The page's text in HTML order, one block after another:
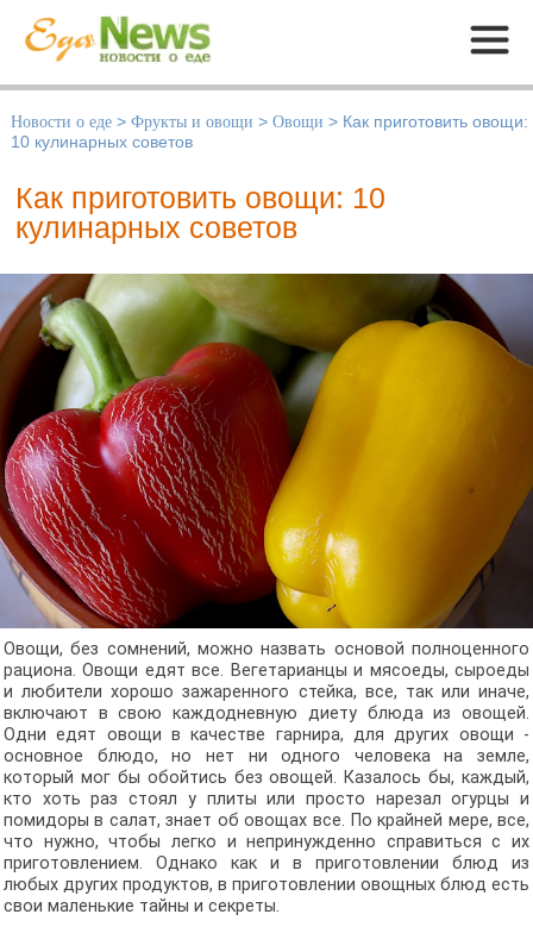
Меню
Новости о еде > Фрукты и овощи > Овощи > Как приготовить овощи:
10 кулинарных советов
Как приготовить овощи: 10
кулинарных советов
Овощи, без сомнений, можно назвать основой полноценного
рациона. Овощи едят все. Вегетарианцы и мясоеды, сыроеды
и любители хорошо зажаренного стейка, все, так или иначе,
включают в свою каждодневную диету блюда из овощей.
Одни едят овощи в качестве гарнира, для других овощи -
основное блюдо, но нет ни одного человека на земле,
который мог бы обойтись без овощей. Казалось бы, каждый,
кто хоть раз стоял у плиты или просто нарезал огурцы и
помидоры в салат, знает об овощах все. По крайней мере, все,
что нужно, чтобы легко и непринужденно справиться с их
приготовлением. Однако как и в приготовлении блюд из
любых других продуктов, в приготовлении овощных блюд есть
свои маленькие тайны и секреты.